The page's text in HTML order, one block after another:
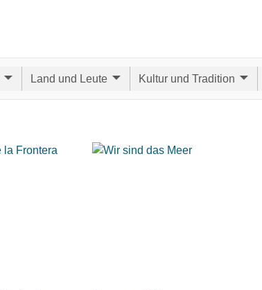
Land und Leute Kultur und Tradition